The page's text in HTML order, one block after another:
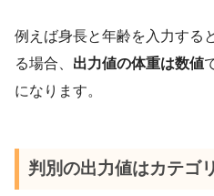
例えば身長と年齢を入力する
る場合、 出力値の体重は数値
になります。
判別の出力値はカテゴリ